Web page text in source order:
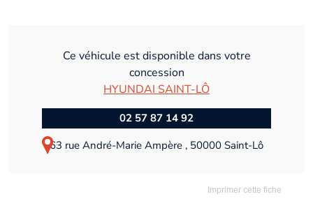
Ce véhicule est disponible dans votre
concession
HYUNDAI SAINT-LÔ
02 57 87 14 92
63 rue André-Marie Ampère , 50000 Saint-Lô
Imprimer cette fiche